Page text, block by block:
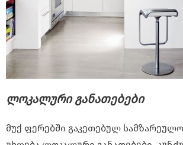
ლოკალური განათებები
მუქ ფერებში გაკეთებულ